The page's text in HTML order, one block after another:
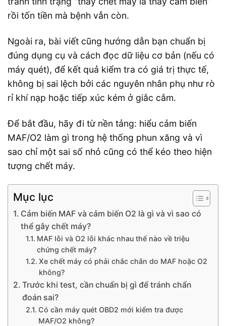
rồi tốn tiền mà bệnh vẫn còn.
Ngoài ra, bài viết cũng hướng dẫn bạn chuẩn bị
đúng dụng cụ và cách đọc dữ liệu cơ bản (nếu có
máy quét), để kết quả kiểm tra có giá trị thực tế,
không bị sai lệch bởi các nguyên nhân phụ như rò
rỉ khí nạp hoặc tiếp xúc kém ở giắc cắm.
Để bắt đầu, hãy đi từ nền tảng: hiểu cảm biến
MAF/O2 làm gì trong hệ thống phun xăng và vì
sao chỉ một sai số nhỏ cũng có thể kéo theo hiện
tượng chết máy.
Mục lục
Cảm biến MAF và cảm biến O2 là gì và vì sao có
thể gây chết máy?
MAF lỗi và O2 lỗi khác nhau thế nào về triệu
chứng chết máy?
Xe chết máy có phải chắc chắn do MAF hoặc O2
không?
Trước khi test, cần chuẩn bị gì để tránh chẩn
đoán sai?
Có cần máy quét OBD2 mới kiểm tra được
MAF/O2 không?